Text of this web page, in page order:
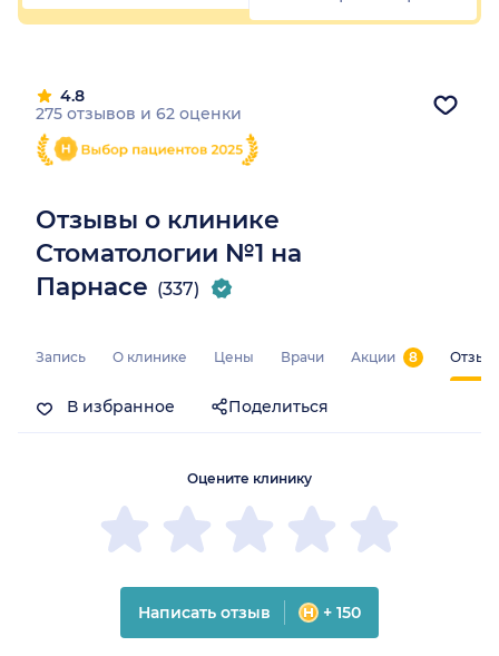
Отзывы о клинике
Стоматологии №1 на
Парнасе (337)
4.8
275 отзывов и 62 оценки
Запись О клинике Цены Врачи Акции 8
В избранное Поделиться
Оцените клинику
Написать отзыв + 150